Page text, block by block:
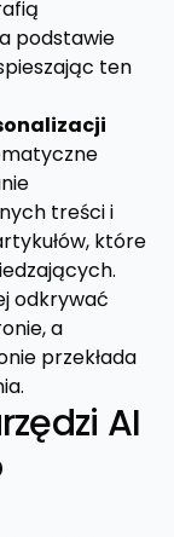
podstawie
ten
treści i
które
odkrywać
a
przekłada
AI